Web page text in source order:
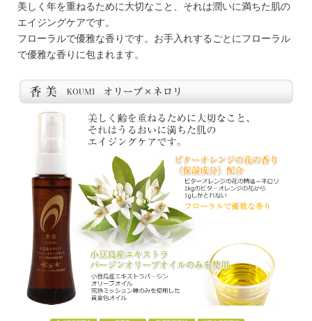
美しく年を重ねるために大切なこと、それは潤いに満ちた肌の
エイジングケアです。
フローラルで優雅な香りです。お手入れするごとにフローラル
で優雅な香りに包まれます。